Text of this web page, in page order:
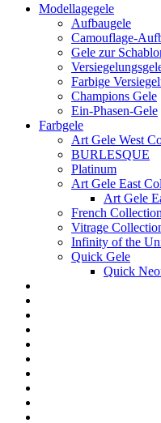
Modellagegele
Aufbaugele
Camouflage-
Gele zur
Farbige
Champions Gele
Ein-Phasen-Gele
Farbgele
Art Gele West
BURLESQUE
Platinum
Art Gele East
Art Gele
French Collection
Vitrage
Infinity of the
Quick Gele
Quick